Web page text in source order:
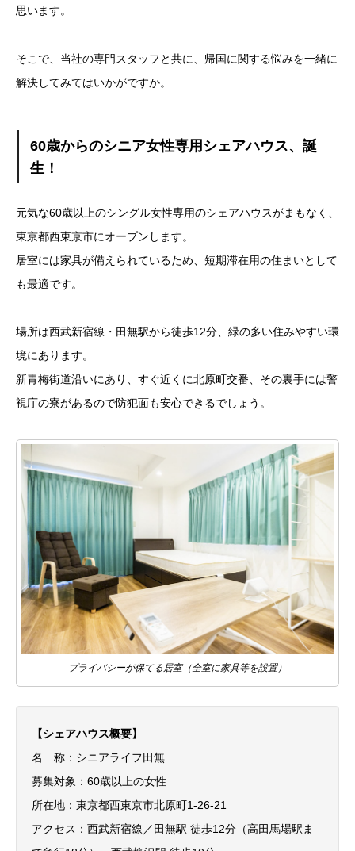
思います。
そこで、当社の専門スタッフと共に、帰国に関する悩みを一緒に
解決してみてはいかがですか。
60歳からのシニア女性専用シェアハウス、誕
生！
元気な60歳以上のシングル女性専用のシェアハウスがまもなく、
東京都西東京市にオープンします。
居室には家具が備えられているため、短期滞在用の住まいとして
も最適です。
場所は西武新宿線・田無駅から徒歩12分、緑の多い住みやすい環
境にあります。
新青梅街道沿いにあり、すぐ近くに北原町交番、その裏手には警
視庁の寮があるので防犯面も安心できるでしょう。
プライバシーが保てる居室（全室に家具等を設置）
【シェアハウス概要】
名 称：シニアライフ田無
募集対象：60歳以上の女性
所在地：東京都西東京市北原町1-26-21
アクセス：西武新宿線／田無駅 徒歩12分（高田馬場駅ま